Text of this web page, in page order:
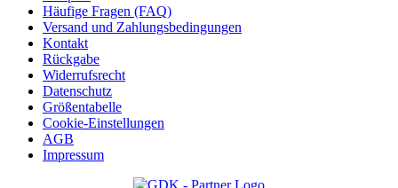
Häufige Fragen (FAQ)
Versand und Zahlungsbedingungen
Kontakt
Rückgabe
Widerrufsrecht
Datenschutz
Größentabelle
Cookie-Einstellungen
AGB
Impressum